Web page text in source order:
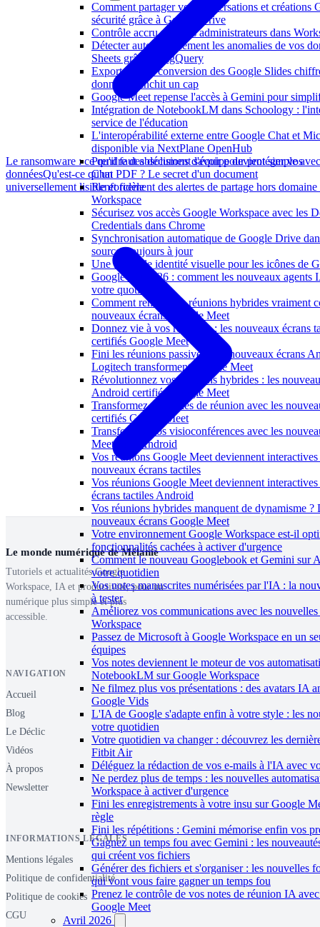
Comment partager vos conversations et créations
sécurité grâce à Google Drive
Contrôle accru pour les administrateurs dans
Détecter automatiquement les anomalies de vos
Sheets grâce à BigQuery
Exportation et conversion des Google Slides
données franchit un cap
Google Meet repense l'accès à Gemini pour
Intégration de NotebookLM dans Schoology :
service de l'éducation
L'interopérabilité externe entre Google Chat et
disponible via NextPlane OpenHub
Prendre des décisions d'équipe devient simple
Chat
Renforcement des alertes de partage hors
Workspace
Sécurisez vos accès Google Workspace avec les
Credentials dans Chrome
Synchronisation automatique de Google Drive
sources toujours à jour
Une nouvelle identité visuelle pour les icônes de
Google I/O 2026 : comment les nouveaux agents
votre quotidien
Comment rendre vos réunions hybrides vraiment
nouveaux écrans Google Meet
Donnez vie à vos réunions : les nouveaux écrans
certifiés Google Meet
Fini les réunions passives : les nouveaux écrans
Logitech transforment Google Meet
Révolutionnez vos réunions hybrides : les
Android certifiés Google Meet
Transformez vos salles de réunion avec les
certifiés Google Meet
Transformez vos visioconférences avec les
Meet sous Android
Vos réunions Google Meet deviennent
nouveaux écrans tactiles
Vos réunions Google Meet deviennent
écrans tactiles Android
Vos réunions hybrides manquent de dynamisme ?
nouveaux écrans Google Meet
Votre environnement Google Workspace est-il
fonctionnalités cachées à activer d'urgence
Comment le nouveau Googlebook et Gemini sur
votre quotidien
Vos notes manuscrites numérisées par l'IA : la
à tester
Améliorez vos communications avec les
Workspace
Passez de Microsoft à Google Workspace en un
équipes
Vos notes deviennent le moteur de vos
NotebookLM sur Google Workspace
Ne filmez plus vos présentations : des avatars IA
Google Vids
L'IA de Google s'adapte enfin à votre style : les
votre quotidien
Votre quotidien va changer : découvrez les
Fitbit Air
Déléguez la rédaction de vos e-mails à l'IA avec
Ne perdez plus de temps : les nouvelles
Workspace à activer d'urgence
Fini les enregistrements à votre insu sur Google
règle
Fini les répétitions : Gemini mémorise enfin vos
Gagnez un temps fou avec Gemini : les
qui créent vos fichiers
Générer des fichiers et s'organiser : les nouvelles
qui vont vous faire gagner un temps fou
Prenez le contrôle de vos notes de réunion IA
Google Meet
Avril 2026
Le ransomware : ce qu'il faut absolument savoir pour protéger vos
donnéesQu'est-ce qu'un PDF ? Le secret d'un document
universellement lisible et fidèle
Le monde numérique de Mélanie
Tutoriels et actualités Google
Workspace, IA et productivité, pour un
numérique plus simple et plus
accessible.
NAVIGATION
Accueil
Blog
Le Déclic
Vidéos
À propos
Newsletter
INFORMATIONS LÉGALES
Mentions légales
Politique de confidentialité
Politique de cookies
CGU